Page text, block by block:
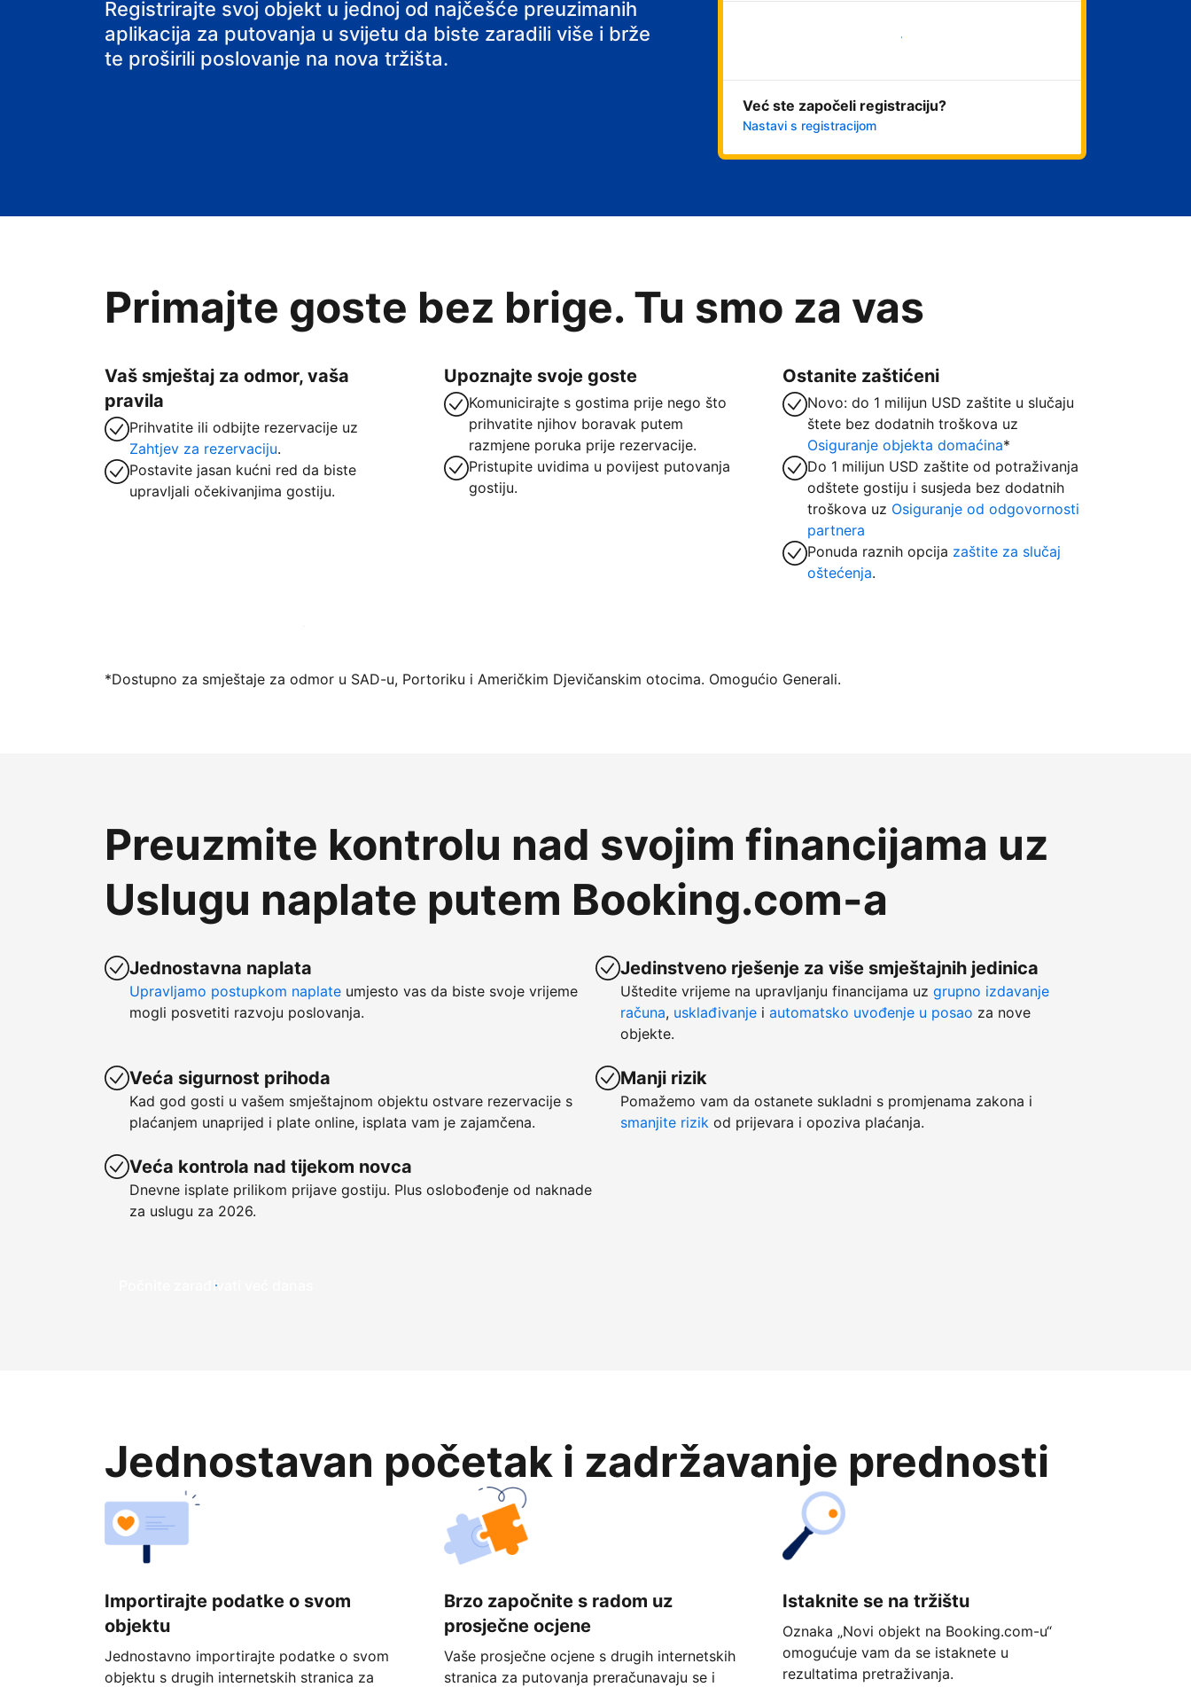
Registrirajte svoj objekt u jednoj od najčešće preuzimanih
aplikacija za putovanja u svijetu da biste zaradili više i brže
te proširili poslovanje na nova tržišta.
Započni odmah
Već ste započeli registraciju?
Nastavi s registracijom
Primajte goste bez brige. Tu smo za vas
Vaš smještaj za odmor, vaša
pravila
Prihvatite ili odbijte rezervacije uz
Zahtjev za rezervaciju.
Postavite jasan kućni red da biste
upravljali očekivanjima gostiju.
Upoznajte svoje goste
Komunicirajte s gostima prije nego što
prihvatite njihov boravak putem
razmjene poruka prije rezervacije.
Pristupite uvidima u povijest putovanja
gostiju.
Ostanite zaštićeni
Novo: do 1 milijun USD zaštite u slučaju
štete bez dodatnih troškova uz
Osiguranje objekta domaćina*
Do 1 milijun USD zaštite od potraživanja
odštete gostiju i susjeda bez dodatnih
troškova uz Osiguranje od odgovornosti
partnera
Ponuda raznih opcija zaštite za slučaj
oštećenja.
Počnite primati goste putem naše platforme već danas
*Dostupno za smještaje za odmor u SAD-u, Portoriku i Američkim Djevičanskim otocima. Omogućio Generali.
Preuzmite kontrolu nad svojim financijama uz
Uslugu naplate putem Booking.com-a
Jednostavna naplata
Upravljamo postupkom naplate umjesto vas da biste svoje vrijeme
mogli posvetiti razvoju poslovanja.
Veća sigurnost prihoda
Kad god gosti u vašem smještajnom objektu ostvare rezervacije s
plaćanjem unaprijed i plate online, isplata vam je zajamčena.
Veća kontrola nad tijekom novca
Dnevne isplate prilikom prijave gostiju. Plus oslobođenje od naknade
za uslugu za 2026.
Jedinstveno rješenje za više smještajnih jedinica
Uštedite vrijeme na upravljanju financijama uz grupno izdavanje
računa, usklađivanje i automatsko uvođenje u posao za nove
objekte.
Manji rizik
Pomažemo vam da ostanete sukladni s promjenama zakona i
smanjite rizik od prijevara i opoziva plaćanja.
Počnite zarađivati već ​​danas
Jednostavan početak i zadržavanje prednosti
Importirajte podatke o svom
objektu
Jednostavno importirajte podatke o svom
objektu s drugih internetskih stranica za
Brzo započnite s radom uz
prosječne ocjene
Vaše prosječne ocjene s drugih internetskih
stranica za putovanja preračunavaju se i
Istaknite se na tržištu
Oznaka „Novi objekt na Booking.com-u“
omogućuje vam da se istaknete u
rezultatima pretraživanja.